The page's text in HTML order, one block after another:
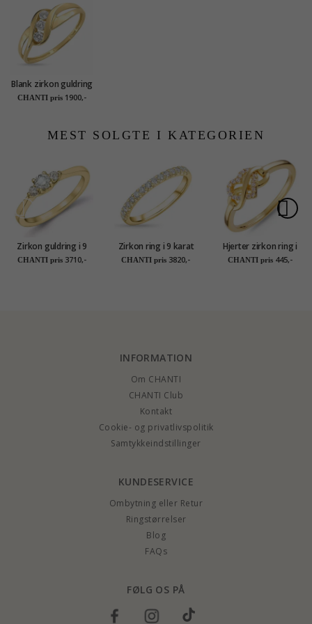
Blank zirkon guldring
i 9 karat guld - Gold
CHANTI pris 1900,-
MEST SOLGTE I KATEGORIEN
Zirkon guldring i 9
karat guld
CHANTI pris 3710,-
Zirkon ring i 9 karat
guld
CHANTI pris 3820,-
Hjerter zirkon ring i
forgyldt sølv
CHANTI pris 445,-
INFORMATION
Om CHANTI
CHANTI Club
Kontakt
Cookie- og privatlivspolitik
Samtykkeindstillinger
KUNDESERVICE
Ombytning eller Retur
Ringstørrelser
Blog
FAQs
FØLG OS PÅ